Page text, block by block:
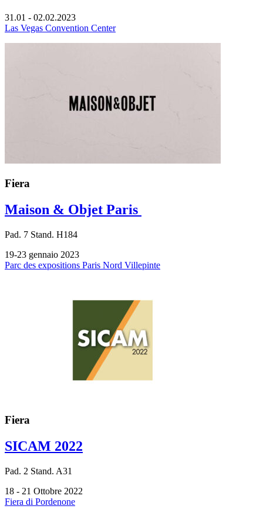
31.01 - 02.02.2023
Las Vegas Convention Center
Fiera
Maison & Objet Paris
Pad. 7 Stand. H184
19-23 gennaio 2023
Parc des expositions Paris Nord Villepinte
Fiera
SICAM 2022
Pad. 2 Stand. A31
18 - 21 Ottobre 2022
Fiera di Pordenone